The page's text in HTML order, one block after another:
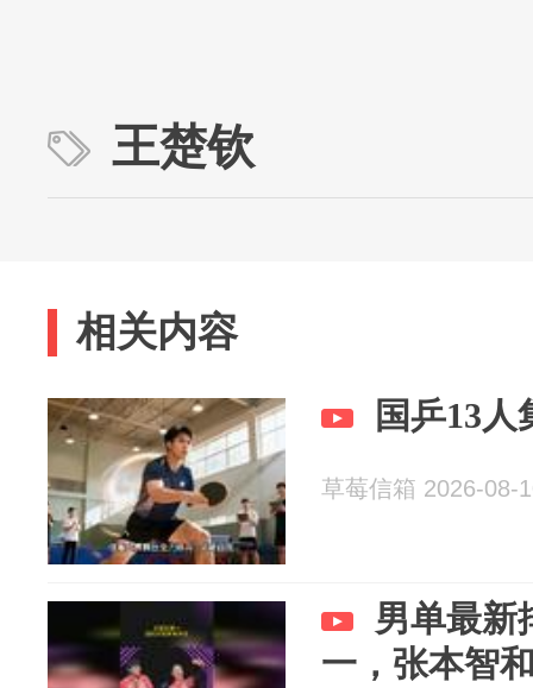
王楚钦
相关内容
国乒13人
草莓信箱 2026-08-
男单最新
一，张本智